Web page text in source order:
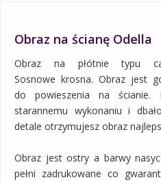
Obraz na ścianę Odella
Obraz na płótnie typu
Sosnowe krosna. Obraz jest
do powieszenia na ścianie.
starannemu wykonaniu i
detale otrzymujesz obraz
Obraz jest ostry a barwy
pełni zadrukowane co